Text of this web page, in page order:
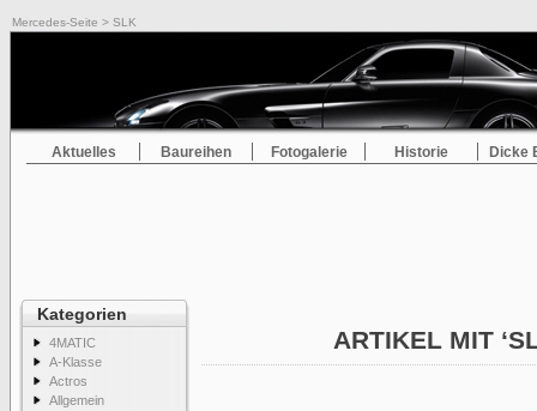
Mercedes-Seite > SLK
Aktuelles Baureihen Fotogalerie Historie Dicke
Kategorien
4MATIC
A-Klasse
Actros
Allgemein
ARTIKEL MIT